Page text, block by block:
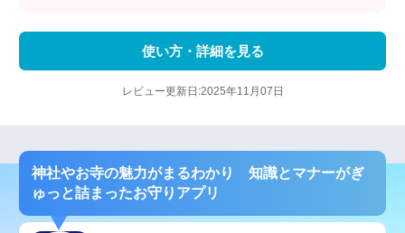
使い方・詳細を見る
レビュー更新日:2025年11月07日
神社やお寺の魅力がまるわかり 知識とマナーがぎ
ゅっと詰まったお守りアプリ